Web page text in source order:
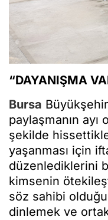
“DAYANIŞMA
Bursa Büyükşehir
paylaşmanın ayı
şekilde
yaşanması için
düzenlediklerini
kimsenin
söz sahibi
dinlemek ve